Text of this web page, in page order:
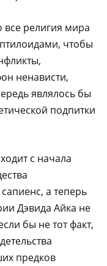
все религия мира
чтобы
ненависти,
являлось бы
подпитки
с начала
а теперь
Дэвида Айка не
бы не тот факт,
предков